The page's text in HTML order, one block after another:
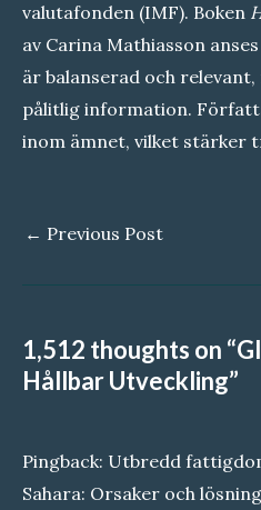
valutafonden (IMF). Boken
av Carina Mathiasson
är balanserad och
pålitlig information.
inom ämnet, vilket stärker
Post
← Previous Post
1,512 thoughts on
Hållbar Utveckling”
Pingback: Utbredd
Sahara: Orsaker och